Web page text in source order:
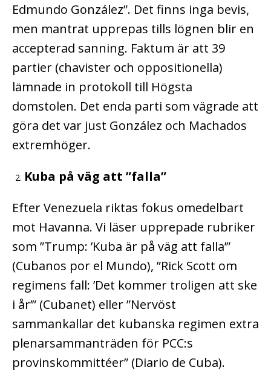
Edmundo González”. Det finns inga bevis,
men mantrat upprepas tills lögnen blir en
accepterad sanning. Faktum är att 39
partier (chavister och oppositionella)
lämnade in protokoll till Högsta
domstolen. Det enda parti som vägrade att
göra det var just González och Machados
extremhöger.
Kuba på väg att ”falla”
Efter Venezuela riktas fokus omedelbart
mot Havanna. Vi läser upprepade rubriker
som ”Trump: ’Kuba är på väg att falla’”
(Cubanos por el Mundo), ”Rick Scott om
regimens fall: ’Det kommer troligen att ske
i år’” (Cubanet) eller ”Nervöst
sammankallar det kubanska regimen extra
plenarsammanträden för PCC:s
provinskommittéer” (Diario de Cuba).